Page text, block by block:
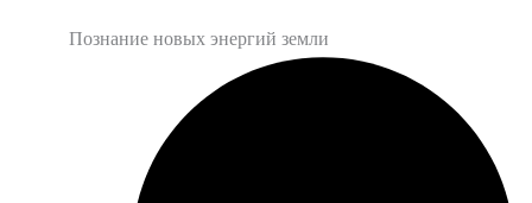
Познание новых энергий земли